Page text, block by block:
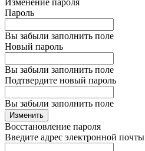
Изменение пароля
Пароль
Вы забыли заполнить поле
Новый пароль
Вы забыли заполнить поле
Подтвердите новый пароль
Вы забыли заполнить поле
Изменить
Восстановление пароля
Введите адрес электронной почты